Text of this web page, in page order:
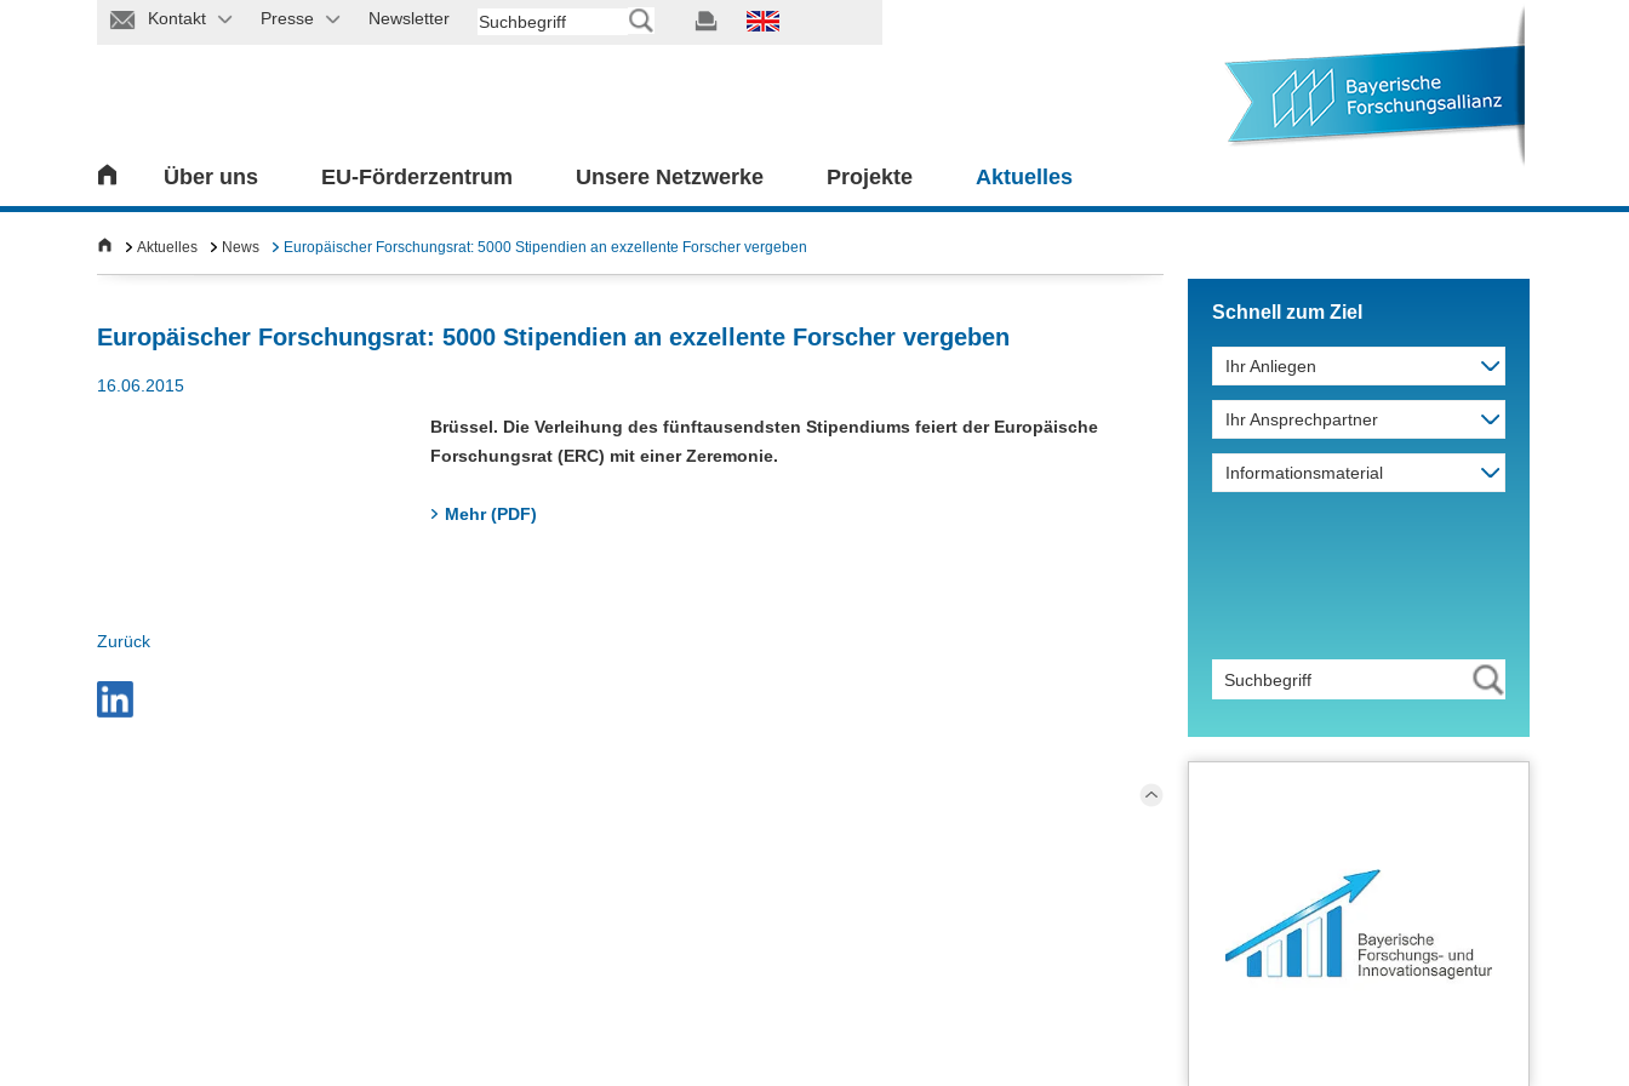
Kontakt Presse Newsletter
Über uns EU-Förderzentrum Unsere Netzwerke Projekte Aktuelles
Aktuelles News Europäischer Forschungsrat: 5000 Stipendien an exzellente Forscher vergeben
Europäischer Forschungsrat: 5000 Stipendien an exzellente Forscher vergeben
16.06.2015
Brüssel. Die Verleihung des fünftausendsten Stipendiums feiert der Europäische
Forschungsrat (ERC) mit einer Zeremonie.
Mehr (PDF)
Zurück
Schnell zum Ziel
Ihr Anliegen
Ihr Ansprechpartner
Informationsmaterial